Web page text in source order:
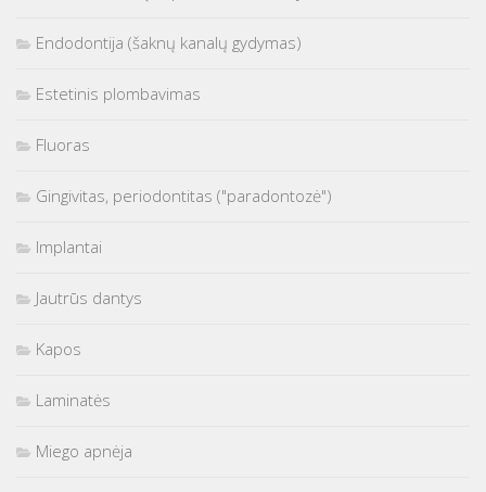
Endodontija (šaknų kanalų gydymas)
Estetinis plombavimas
Fluoras
Gingivitas, periodontitas ("paradontozė")
Implantai
Jautrūs dantys
Kapos
Laminatės
Miego apnėja